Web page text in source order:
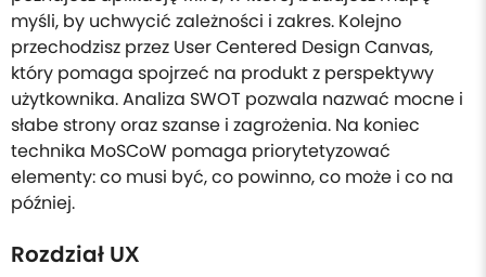
myśli, by uchwycić zależności i zakres. Kolejno
przechodzisz przez User Centered Design Canvas,
który pomaga spojrzeć na produkt z perspektywy
użytkownika. Analiza SWOT pozwala nazwać mocne i
słabe strony oraz szanse i zagrożenia. Na koniec
technika MoSCoW pomaga priorytetyzować
elementy: co musi być, co powinno, co może i co na
później.
Rozdział UX